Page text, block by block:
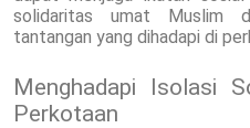
solidaritas umat Muslim
tantangan yang dihadapi di
Menghadapi Isolasi
Perkotaan